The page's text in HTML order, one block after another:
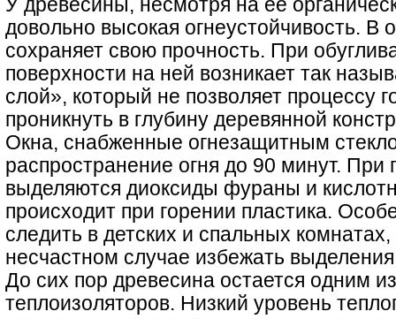
У древесины, несмотря на ее
довольно высокая огнеустойчивость. В
сохраняет свою прочность. При
поверхности на ней возникает так
слой», который не позволяет процессу
проникнуть в глубину деревянной
Окна, снабженные огнезащитным
распространение огня до 90 минут. При
выделяются диоксиды фураны и
происходит при горении пластика.
следить в детских и спальных
несчастном случае избежать
До сих пор древесина остается одним
теплоизоляторов. Низкий уровень